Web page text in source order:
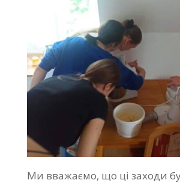
Ми вважаємо, що ці заходи